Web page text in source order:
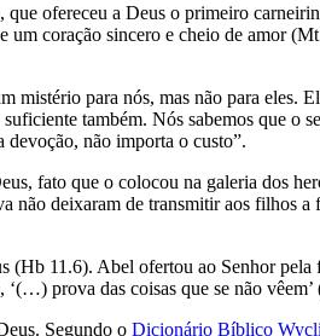
ofereceu a Deus o primeiro
coração sincero e cheio de amor
para nós, mas não para eles.
também. Nós sabemos que o
devoção, não importa o custo”.
fato que o colocou na galeria dos
deixaram de transmitir aos filhos
11.6). Abel ofertou ao Senhor
prova das coisas que se não
Segundo o Dicionário Bíblico